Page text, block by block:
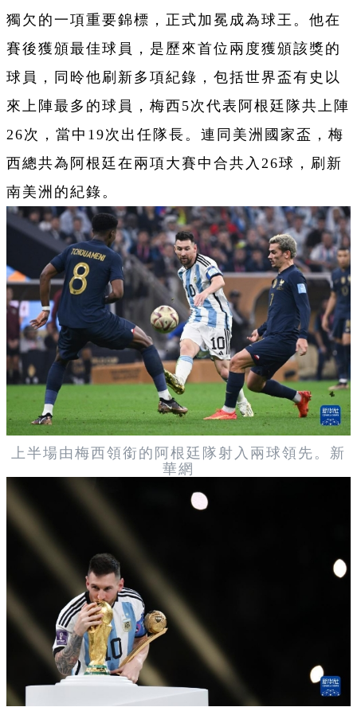
獨欠的一項重要錦標，正式加冕成為球王。他在
賽後獲頒最佳球員，是歷來首位兩度獲頒該獎的
球員，同昤他刷新多項紀錄，包括世界盃有史以
來上陣最多的球員，梅西5次代表阿根廷隊共上陣
26次，當中19次出任隊長。連同美洲國家盃，梅
西總共為阿根廷在兩項大賽中合共入26球，刷新
南美洲的紀錄。
上半場由梅西領銜的阿根廷隊射入兩球領先。新
華網